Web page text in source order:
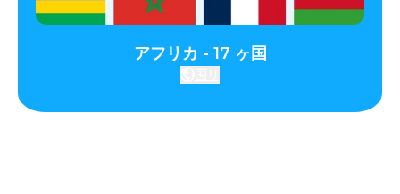
アフリカ - 17 ヶ国